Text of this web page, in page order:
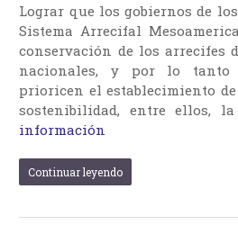
Lograr que los gobiernos de
Sistema Arrecifal
conservación de los arrecifes
nacionales, y por lo tanto
prioricen el establecimiento
sostenibilidad, entre ellos,
información
Continuar leyendo